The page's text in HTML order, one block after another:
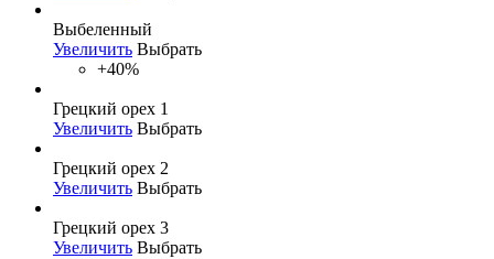
Выбеленный
Увеличить Выбрать
+40%
Грецкий орех 1
Увеличить Выбрать
Грецкий орех 2
Увеличить Выбрать
Грецкий орех 3
Увеличить Выбрать